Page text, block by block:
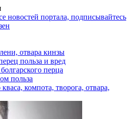
новостей портала, подписывайтесь
отвара кинзы
перца
компота, творога, отвара,